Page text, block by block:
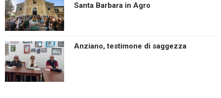
Santa Barbara in Agro
Anziano, testimone di saggezza